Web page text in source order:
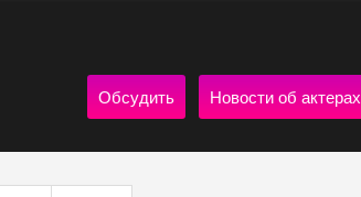
Обсудить Новости об актерах